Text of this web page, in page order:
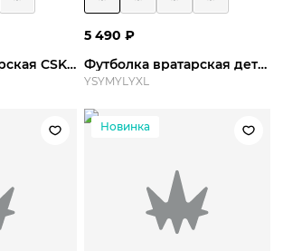
Футболка вратарская CSKA GK Jersey S/S 26/27
5 490 ₽
Футболка вратарская детская CSKA GK Jersey S/S 26/27 Y
YSYMYLYXL
Новинка